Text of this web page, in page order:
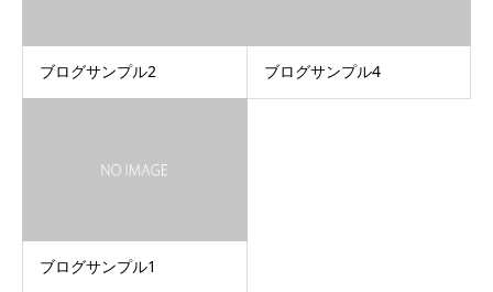
ブログサンプル2 ブログサンプル4
ブログサンプル1